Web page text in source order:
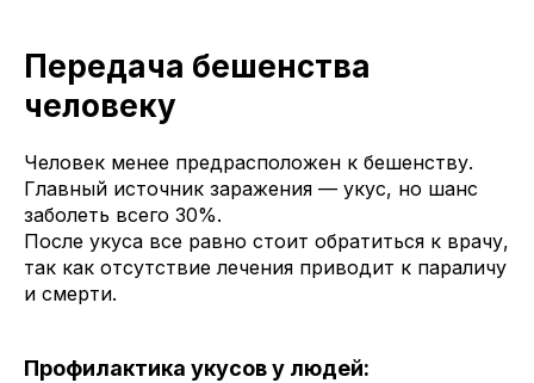
Передача бешенства
человеку
Человек менее предрасположен к бешенству.
Главный источник заражения — укус, но шанс
заболеть всего 30%.
После укуса все равно стоит обратиться к врачу,
так как отсутствие лечения приводит к параличу
и смерти.
Профилактика укусов у людей: